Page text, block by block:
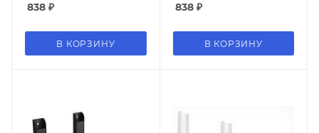
838 ₽
В КОРЗИНУ
838₽
В КОРЗИНУ